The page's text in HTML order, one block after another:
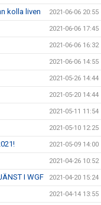
kolla liven 2021-06-06 20:55
2021-06-06 17:45
2021-06-06 16:32
2021-06-06 14:55
2021-05-26 14:44
2021-05-20 14:44
2021-05-11 11:54
2021-05-10 12:25
2021-05-09 14:00
2021-04-26 10:52
I WGF 2021-04-20 15:24
2021-04-14 13:55